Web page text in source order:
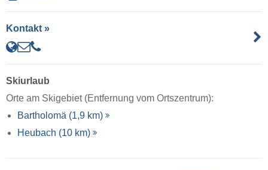
Kontakt »
Skiurlaub
Orte am Skigebiet (Entfernung vom Ortszentrum):
Bartholomä (1,9 km)
Heubach (10 km)